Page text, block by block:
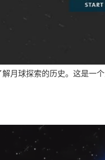
月球探索的历史。这是一